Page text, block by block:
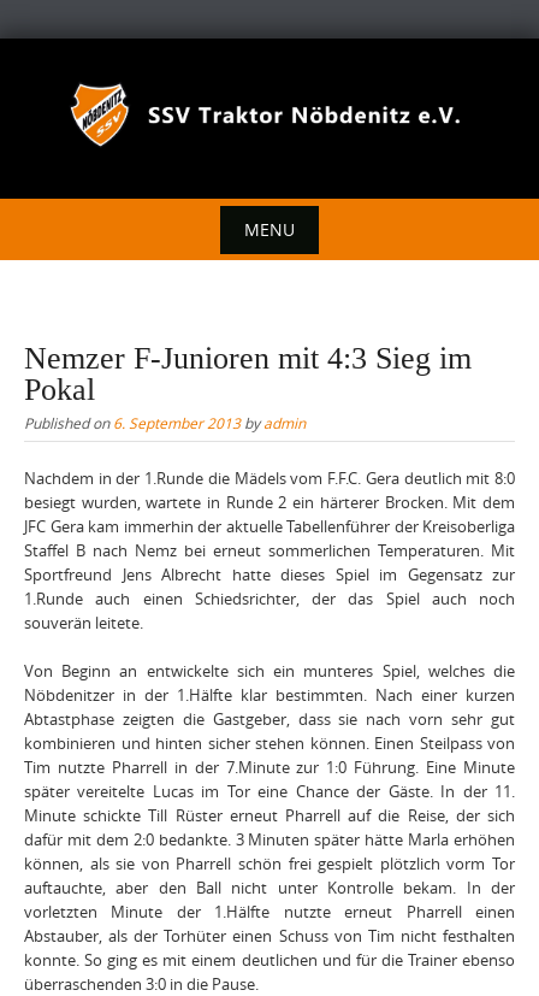
MENU
content
Nemzer F-Junioren mit 4:3 Sieg im
Pokal
Published on6. September 2013byadmin
Nachdem in der 1.Runde die Mädels vom F.F.C. Gera deutlich mit 8:0
besiegt wurden, wartete in Runde 2 ein härterer Brocken. Mit dem
JFC Gera kam immerhin der aktuelle Tabellenführer der Kreisoberliga
Staffel B nach Nemz bei erneut sommerlichen Temperaturen. Mit
Sportfreund Jens Albrecht hatte dieses Spiel im Gegensatz zur
1.Runde auch einen Schiedsrichter, der das Spiel auch noch
souverän leitete.
Von Beginn an entwickelte sich ein munteres Spiel, welches die
Nöbdenitzer in der 1.Hälfte klar bestimmten. Nach einer kurzen
Abtastphase zeigten die Gastgeber, dass sie nach vorn sehr gut
kombinieren und hinten sicher stehen können. Einen Steilpass von
Tim nutzte Pharrell in der 7.Minute zur 1:0 Führung. Eine Minute
später vereitelte Lucas im Tor eine Chance der Gäste. In der 11.
Minute schickte Till Rüster erneut Pharrell auf die Reise, der sich
dafür mit dem 2:0 bedankte. 3 Minuten später hätte Marla erhöhen
können, als sie von Pharrell schön frei gespielt plötzlich vorm Tor
auftauchte, aber den Ball nicht unter Kontrolle bekam. In der
vorletzten Minute der 1.Hälfte nutzte erneut Pharrell einen
Abstauber, als der Torhüter einen Schuss von Tim nicht festhalten
konnte. So ging es mit einem deutlichen und für die Trainer ebenso
überraschenden 3:0 in die Pause.